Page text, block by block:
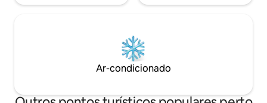
Ar-condicionado